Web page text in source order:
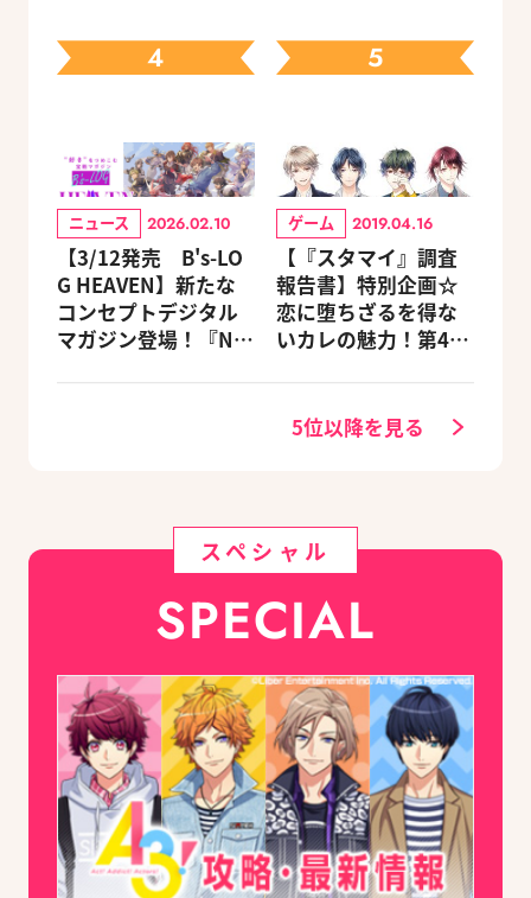
ェック
4
ニュース 2026.02.10
【3/12発売 B's-LO
G HEAVEN】新たな
コンセプトデジタル
マガジン登場！『NU:
5
ゲーム 2019.04.16
【『スタマイ』調査
報告書】特別企画☆
恋に堕ちざるを得な
いカレの魅力！第4
5位以降を見る
スペシャル
SPECIAL